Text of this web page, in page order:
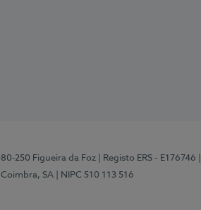
250 Figueira da Foz | Registo ERS - E176746
Coimbra, SA
| NIPC 510 113 516